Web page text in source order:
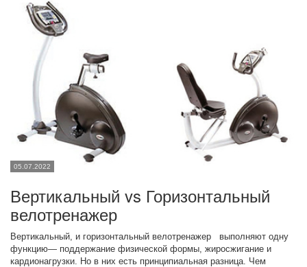
05.07.2022
Вертикальный vs Горизонтальный
велотренажер
Вертикальный, и горизонтальный велотренажер выполняют одну
функцию— поддержание физической формы, жиросжигание и
кардионагрузки. Но в них есть принципиальная разница. Чем